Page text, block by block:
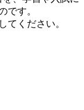
です。
てください。